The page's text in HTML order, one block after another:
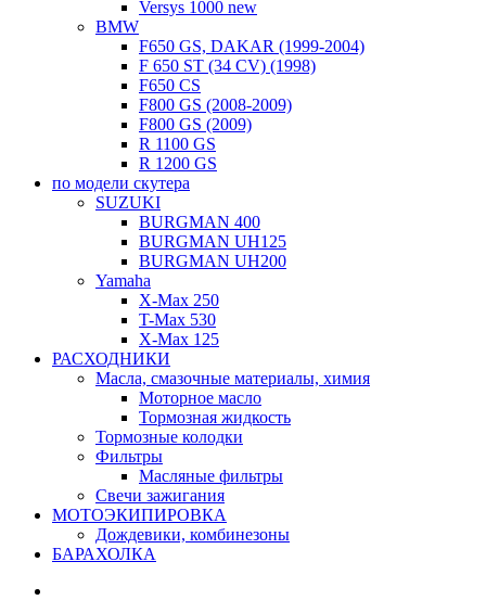
Versys 1000 new
BMW
F650 GS, DAKAR (1999-2004)
F 650 ST (34 CV) (1998)
F650 CS
F800 GS (2008-2009)
F800 GS (2009)
R 1100 GS
R 1200 GS
по модели скутера
SUZUKI
BURGMAN 400
BURGMAN UH125
BURGMAN UH200
Yamaha
X-Max 250
T-Max 530
X-Max 125
РАСХОДНИКИ
Масла, смазочные материалы, химия
Моторное масло
Тормозная жидкость
Тормозные колодки
Фильтры
Масляные фильтры
Свечи зажигания
МОТОЭКИПИРОВКА
Дождевики, комбинезоны
БАРАХОЛКА